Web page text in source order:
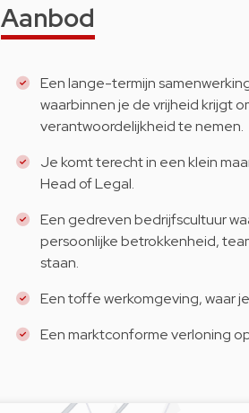
Aanbod
Een lange-termijn
waarbinnen je de vrijheid krijgt
verantwoordelijkheid te nemen.
Je komt terecht in een klein
Head of Legal.
Een gedreven bedrijfscultuur
persoonlijke betrokkenheid,
staan.
Een toffe werkomgeving, waar
Een marktconforme verloning